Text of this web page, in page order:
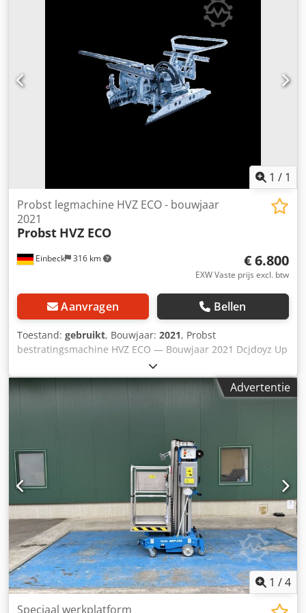
1 / 1
Einbeck 316 km
Probst legmachine HVZ ECO - bouwjaar
2021
Probst HVZ ECO
€ 6.800
EXW Vaste prijs excl. btw
Aanvragen Bellen
Toestand: gebruikt, Bouwjaar: 2021, Probst
bestratingsmachine HVZ ECO — Bouwjaar 2021 Dcjdoyz Up
Aepfx Ambjk Gebruikt uit het professionele verhuurpark
van Kurt König Baumaschinen GmbH, Einbeck. Staat &
opmerkingen: - Staat: Gebruikt uit de verhuur, regelmatig
onderhouden - Werking: Volledig functioneel - De
gebruiksduur - Bezichtiging mogelijk op afspraak in 37574
Einbeck Prijs: 6.800 EUR excl. BTW | EXW Einbeck |
Levering op aanvraag
Advertentie
1 /4
Speciaal werkplatform